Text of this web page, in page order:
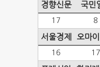
경향신문 국민
17 8
서울경제 오마
16 17